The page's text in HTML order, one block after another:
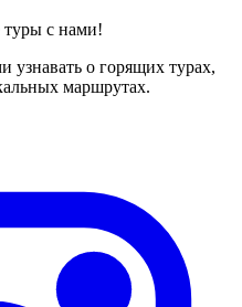
туры с нами!
о горящих турах,
маршрутах.